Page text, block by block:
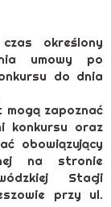
określony
umowy po
do dnia
zapoznać
konkursu oraz
obowiązujący
na stronie
Stacji
przy ul.